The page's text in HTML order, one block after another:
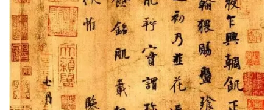
凡的精神气质、不同寻常的经历、过人的悟性以及时代的底
气的支持和江山之助，不能成功。
——陈传席《西山论道集》